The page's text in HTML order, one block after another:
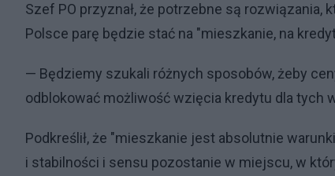
Szef PO przyznał, że potrzebne są rozwiązania,
Polsce parę będzie stać na "mieszkanie, na
— Będziemy szukali różnych sposobów, żeby
odblokować możliwość wzięcia kredytu dla tych
Podkreślił, że "mieszkanie jest absolutnie
i stabilności i sensu pozostanie w miejscu, w